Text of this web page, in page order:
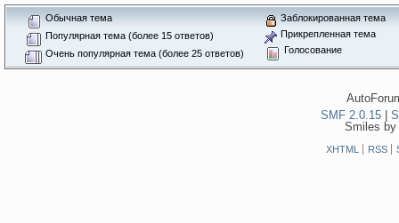
Обычная тема
Популярная тема (более 15 ответов)
Очень популярная тема (более 25 ответов)
Заблокированная тема
Прикрепленная тема
Голосование
SMF 2.0.15
Smiles
XHTML RSS